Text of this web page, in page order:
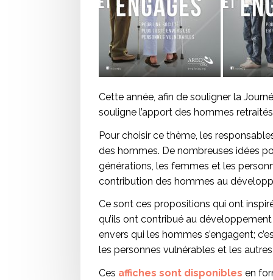
Cette année, afin de souligner la
souligne l’apport des hommes retraités
Pour choisir ce thème, les
des hommes. De nombreuses idées
générations, les femmes et les
contribution des hommes au
Ce sont ces propositions qui ont
qu’ils ont contribué au
envers qui les hommes s’engagent;
les personnes vulnérables et les
Ces affiches sont disponibles en